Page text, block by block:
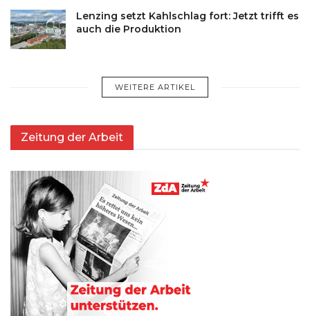
Lenzing setzt Kahlschlag fort: Jetzt trifft es
auch die Produktion
WEITERE ARTIKEL
Zeitung der Arbeit